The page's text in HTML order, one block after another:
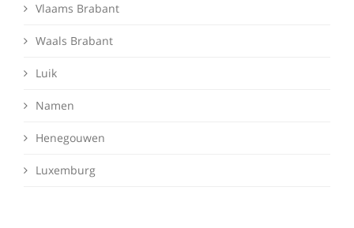
Vlaams Brabant
Waals Brabant
Luik
Namen
Henegouwen
Luxemburg